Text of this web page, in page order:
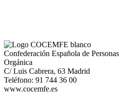
Confederación Española de
Orgánica
C/ Luis Cabrera, 63 Madrid
Teléfono: 91 744 36 00
www.cocemfe.es